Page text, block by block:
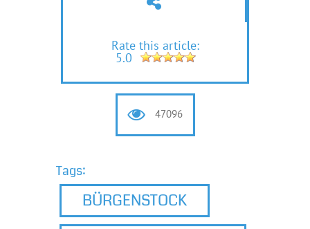
Rate this article:
5.0
47096
Tags:
BÜRGENSTOCK